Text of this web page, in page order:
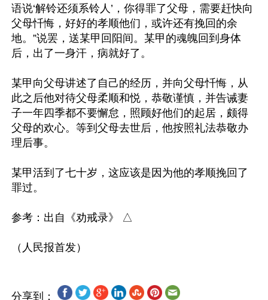
语说‘解铃还须系铃人’，你得罪了父母，需要赶快向
父母忏悔，好好的孝顺他们，或许还有挽回的余
地。”说罢，送某甲回阳间。某甲的魂魄回到身体
后，出了一身汗，病就好了。
某甲向父母讲述了自己的经历，并向父母忏悔，从
此之后他对待父母柔顺和悦，恭敬谨慎，并告诫妻
子一年四季都不要懈怠，照顾好他们的起居，颇得
父母的欢心。等到父母去世后，他按照礼法恭敬办
理后事。
某甲活到了七十岁，这应该是因为他的孝顺挽回了
罪过。
参考：出自《劝戒录》 △
分享到：